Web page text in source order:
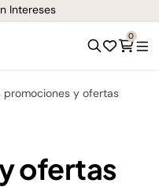
Intereses
0
promociones y ofertas
ofertas